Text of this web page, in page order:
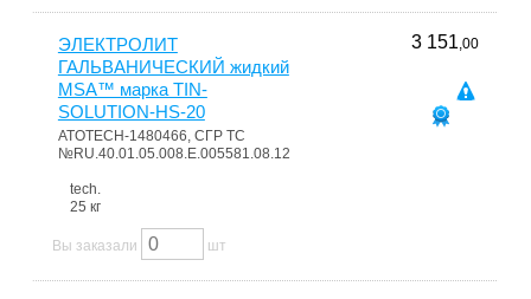
ЭЛЕКТРОЛИТ
ГАЛЬВАНИЧЕСКИЙ жидкий
MSA™ марка TIN-
SOLUTION-HS-20
ATOTECH-1480466, СГР ТС
№RU.40.01.05.008.E.005581.08.12
tech.
25 кг
3 151,00
Вы заказали шт